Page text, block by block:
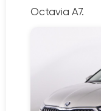
Octavia A7.